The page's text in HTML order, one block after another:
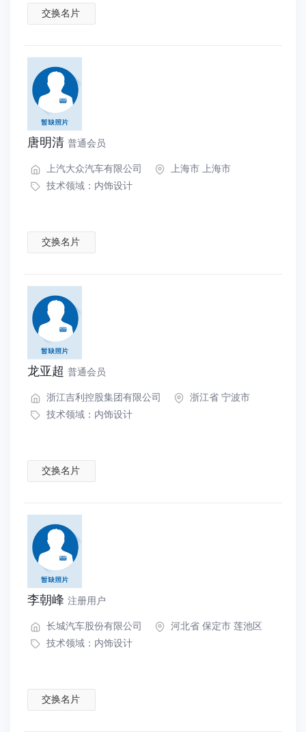
交换名片
唐明清 普通会员
上汽大众汽车有限公司
上海市 上海市
技术领域： 内饰设计
交换名片
龙亚超 普通会员
浙江吉利控股集团有限公司
浙江省 宁波市
技术领域： 内饰设计
交换名片
李朝峰 注册用户
长城汽车股份有限公司
河北省 保定市 莲池区
技术领域： 内饰设计
交换名片